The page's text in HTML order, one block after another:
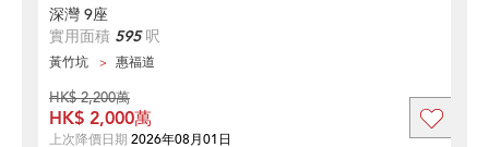
深灣 9座
實用面積 595呎
黃竹坑 惠福道
HK$ 2,200萬
HK$ 2,000萬
上次降價日期 2026年08月01日